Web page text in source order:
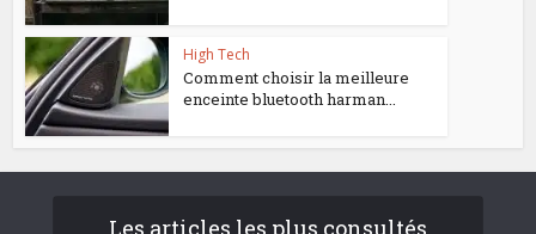
High Tech
Comment choisir la meilleure
enceinte bluetooth harman...
Les articles les plus consultés